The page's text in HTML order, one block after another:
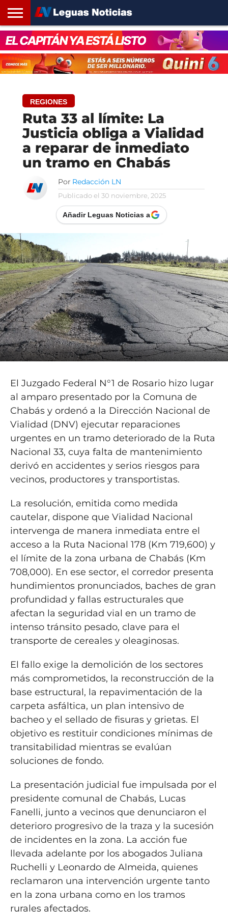
INICIO
SANTA
FE
ROSARIO24
REGIONES
ARGENTINA
OPINIÓN
CONTACTO
REGIONES
Ruta 33 al límite: La
Justicia obliga a Vialidad
a reparar de inmediato
un tramo en Chabás
Por Redacción LN
Publicado el 30 noviembre, 2025
Añadir Leguas Noticias a
El Juzgado Federal N°1 de Rosario hizo lugar
al amparo presentado por la Comuna de
Chabás y ordenó a la Dirección Nacional de
Vialidad (DNV) ejecutar reparaciones
urgentes en un tramo deteriorado de la Ruta
Nacional 33, cuya falta de mantenimiento
derivó en accidentes y serios riesgos para
vecinos, productores y transportistas.
La resolución, emitida como medida
cautelar, dispone que Vialidad Nacional
intervenga de manera inmediata entre el
acceso a la Ruta Nacional 178 (Km 719,600) y
el límite de la zona urbana de Chabás (Km
708,000). En ese sector, el corredor presenta
hundimientos pronunciados, baches de gran
profundidad y fallas estructurales que
afectan la seguridad vial en un tramo de
intenso tránsito pesado, clave para el
transporte de cereales y oleaginosas.
El fallo exige la demolición de los sectores
más comprometidos, la reconstrucción de la
base estructural, la repavimentación de la
carpeta asfáltica, un plan intensivo de
bacheo y el sellado de fisuras y grietas. El
objetivo es restituir condiciones mínimas de
transitabilidad mientras se evalúan
soluciones de fondo.
La presentación judicial fue impulsada por el
presidente comunal de Chabás, Lucas
Fanelli, junto a vecinos que denunciaron el
deterioro progresivo de la traza y la sucesión
de incidentes en la zona. La acción fue
llevada adelante por los abogados Juliana
Ruchelli y Leonardo de Almeida, quienes
reclamaron una intervención urgente tanto
en la zona urbana como en los tramos
rurales afectados.